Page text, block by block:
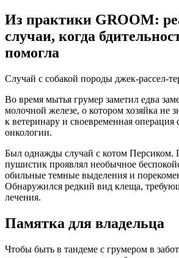
Из практики GROOM:
случаи, когда
помогла
Случай с собакой породы джек-рассел-
Во время мытья грумер заметил едва
молочной железе, о котором хозяйка не
к ветеринару и своевременная операция
онкологии.
Был однажды случай с котом Персиком.
пушистик проявлял необычное
обильные темные выделения и
Обнаружился редкий вид клеща,
лечения.
Памятка для владельца
Чтобы быть в тандеме с грумером в